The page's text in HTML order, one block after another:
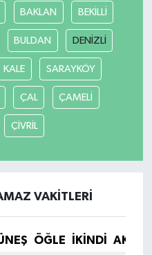
BAKLAN BEKİLLİ
BULDAN DENİZLİ
KALE SARAYKÖY
ÇAL ÇAMELİ
ÇİVRİL
VAKITLERI
ÖĞLE İKINDI